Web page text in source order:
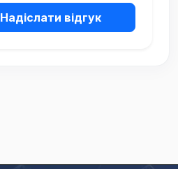
Надіслати відгук